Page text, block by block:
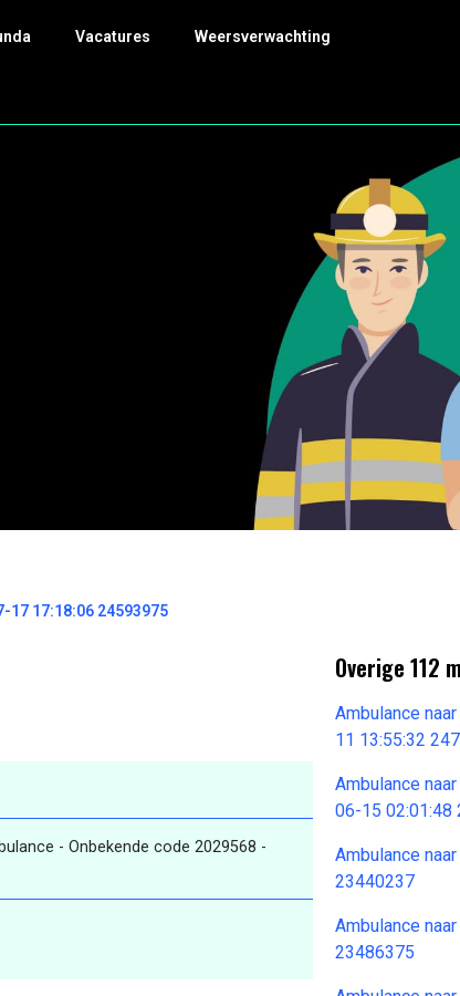
Vacatures Weersverwachting
17 17:18:06 24593975
- Onbekende code 2029568 -
Overige 112
Ambulance
11 13:55:32
Ambulance
06-15 02:01:48
Ambulance
23440237
Ambulance
23486375